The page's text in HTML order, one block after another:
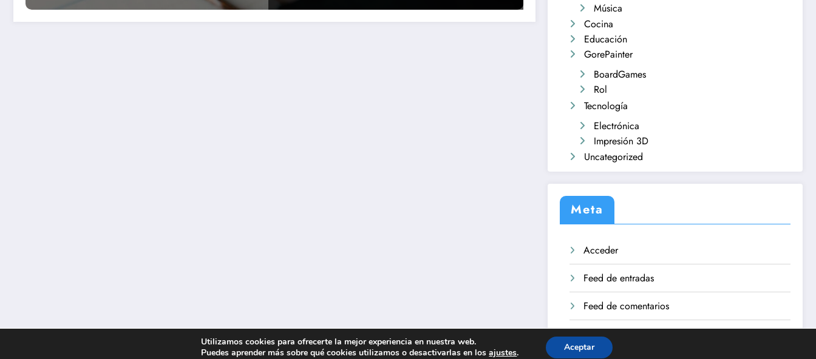
Música
Cocina
Educación
GorePainter
BoardGames
Rol
Tecnología
Electrónica
Impresión 3D
Uncategorized
Meta
Acceder
Feed de entradas
Feed de comentarios
WordPress.org
Utilizamos cookies para ofrecerte la mejor experiencia en nuestra web.
Puedes aprender más sobre qué cookies utilizamos o desactivarlas en losajustes. Aceptar